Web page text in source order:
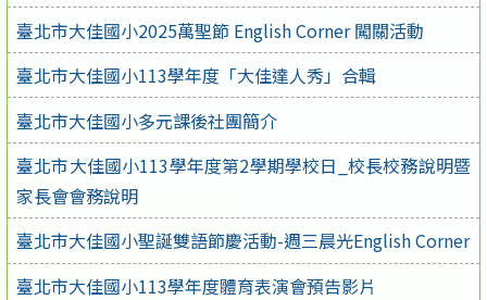
臺北市大佳國小2025萬聖節 English Corner 闖關活動
臺北市大佳國小113學年度「大佳達人秀」合輯
臺北市大佳國小多元課後社團簡介
臺北市大佳國小113學年度第2學期學校日_校長校務說明暨
家長會會務說明
臺北市大佳國小聖誕雙語節慶活動-週三晨光English Corner
臺北市大佳國小113學年度體育表演會預告影片